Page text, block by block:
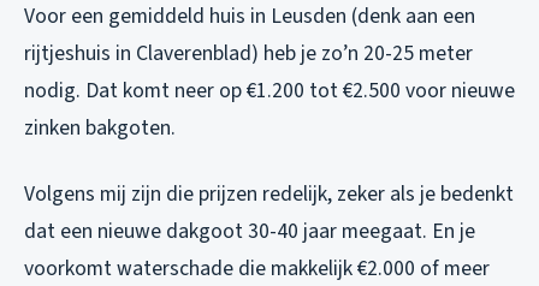
Voor een gemiddeld huis in Leusden (denk aan een
rijtjeshuis in Claverenblad) heb je zo’n 20-25 meter
nodig. Dat komt neer op €1.200 tot €2.500 voor nieuwe
zinken bakgoten.
Volgens mij zijn die prijzen redelijk, zeker als je bedenkt
dat een nieuwe dakgoot 30-40 jaar meegaat. En je
voorkomt waterschade die makkelijk €2.000 of meer